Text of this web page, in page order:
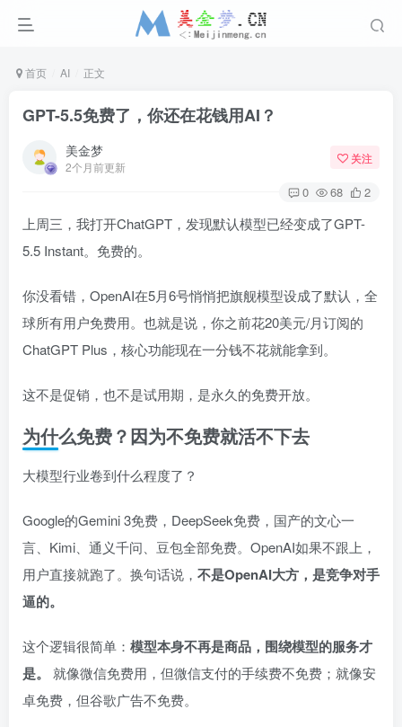
首页 AI 正文
GPT-5.5免费了，你还在花钱用AI？
美金梦
2个月前更新
关注
0 68 2
上周三，我打开ChatGPT，发现默认模型已经变成了GPT-
5.5 Instant。免费的。
你没看错，OpenAI在5月6号悄悄把旗舰模型设成了默认，全
球所有用户免费用。也就是说，你之前花20美元/月订阅的
ChatGPT Plus，核心功能现在一分钱不花就能拿到。
这不是促销，也不是试用期，是永久的免费开放。
为什么免费？因为不免费就活不下去
大模型行业卷到什么程度了？
Google的Gemini 3免费，DeepSeek免费，国产的文心一
言、Kimi、通义千问、豆包全部免费。OpenAI如果不跟上，
用户直接就跑了。换句话说， 不是OpenAI大方，是竞争对手
逼的。
这个逻辑很简单： 模型本身不再是商品，围绕模型的服务才
是。
就像微信免费用，但微信支付的手续费不免费；就像安
卓免费，但谷歌广告不免费。